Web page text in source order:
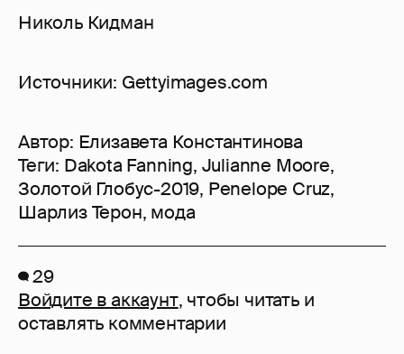
Николь Кидман
Источники: Gettyimages.com
Автор: Елизавета Константинова
Теги: Dakota Fanning, Julianne Moore,
Золотой Глобус-2019, Penelope Cruz,
Шарлиз Терон, мода
29
Войдите в аккаунт, чтобы читать и
оставлять комментарии